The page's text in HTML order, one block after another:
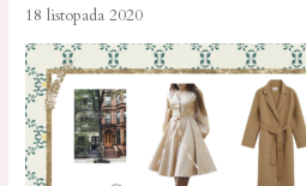
18 listopada 2020